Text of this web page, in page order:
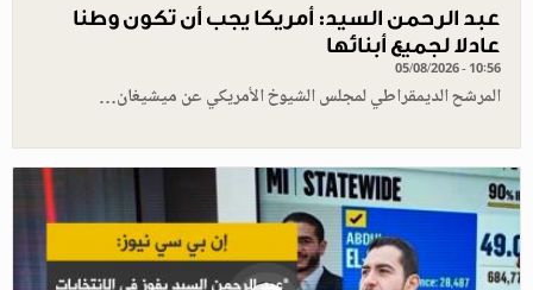
عبد الرحمن السيد: أمريكا يجب أن تكون وطنا
عادلا لجميع أبنائها
05/08/2026 - 10:56
المرشح الديمقراطي لمجلس الشيوخ الأمريكي عن ميشيغان…